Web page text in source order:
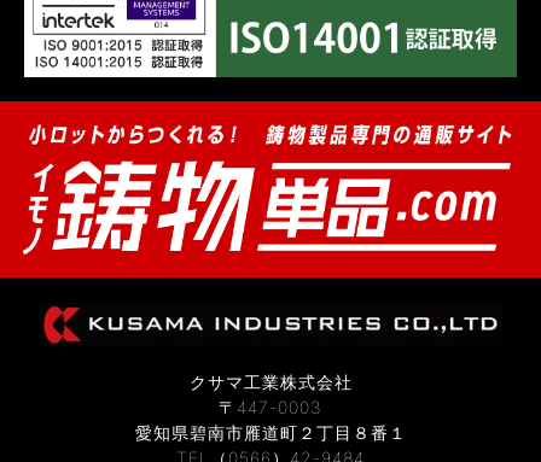
クサマ工業株式会社
〒447-0003
愛知県碧南市雁道町２丁目８番１
TEL（0566）42-9484